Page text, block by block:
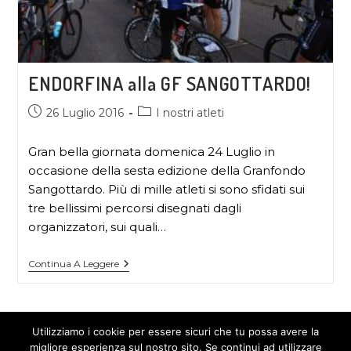
ENDORFINA alla GF SANGOTTARDO!
26 Luglio 2016 I nostri atleti
Gran bella giornata domenica 24 Luglio in
occasione della sesta edizione della Granfondo
Sangottardo. Più di mille atleti si sono sfidati sui
tre bellissimi percorsi disegnati dagli
organizzatori, sui quali…
Continua A Leggere
Utilizziamo i cookie per essere sicuri che tu possa avere la
migliore esperienza sul nostro sito. Se continui ad utilizzare